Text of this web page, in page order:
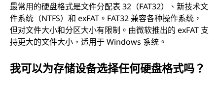
最常用的硬盘格式是文件分配表 32（FAT32）、新技术文
件系统（NTFS）和 exFAT。FAT32 兼容各种操作系统，
但对文件大小和分区大小有限制。由微软推出的 exFAT 支
持更大的文件大小，适用于 Windows 系统。
我可以为存储设备选择任何硬盘格式吗？